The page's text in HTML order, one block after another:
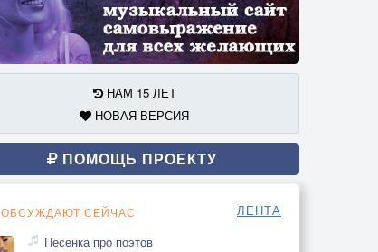
НАМ 15 ЛЕТ
НОВАЯ ВЕРСИЯ
ПОМОЩЬ ПРОЕКТУ
ОБСУЖДАЮТ СЕЙЧАС ЛЕНТА
Песенка про поэтов